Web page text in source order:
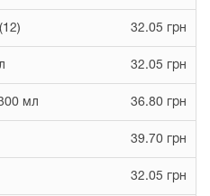
32.05 грн
32.05 грн
мл 36.80 грн
39.70 грн
32.05 грн